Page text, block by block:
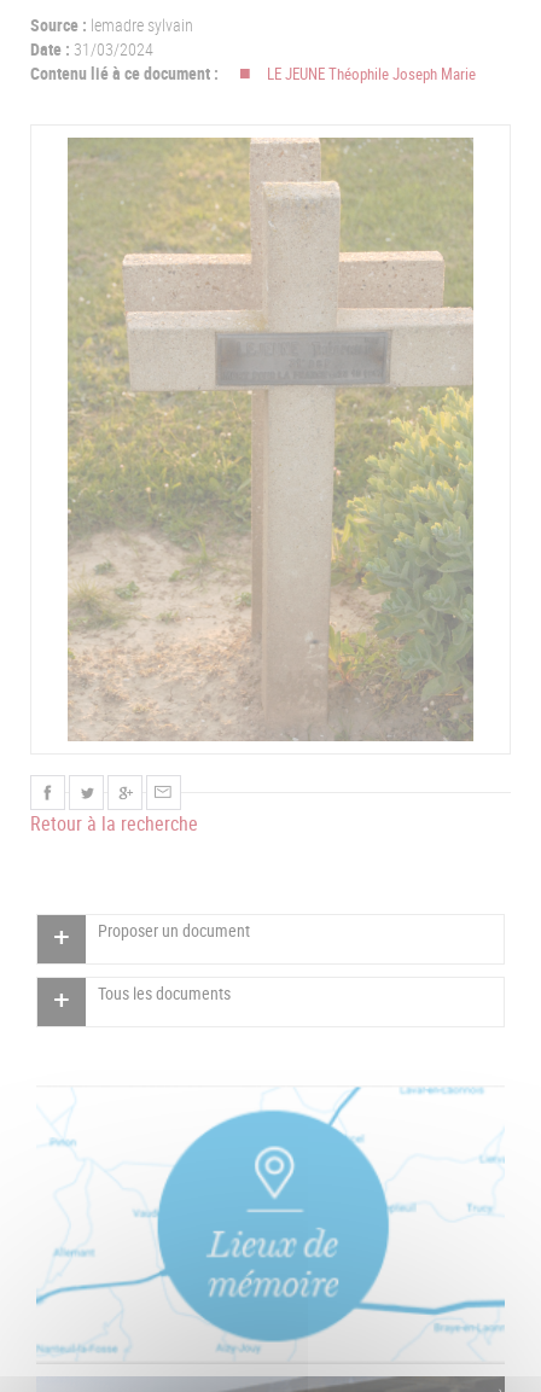
Source : lemadre sylvain
Date : 31/03/2024
Contenu lié à ce document :
LE JEUNE Théophile Joseph Marie
Retour à la recherche
Proposer un document
Tous les documents